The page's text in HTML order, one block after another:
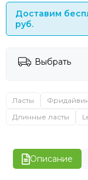
Доставим
руб.
Выбрать
Ласты
Длинные ласты
Описание